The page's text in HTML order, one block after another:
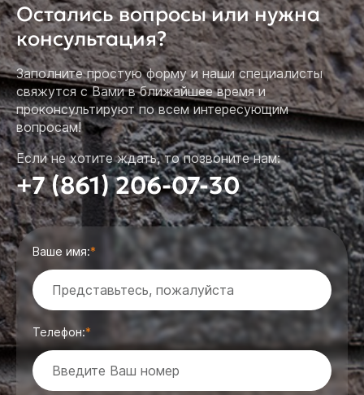
Остались вопросы или нужна
консультация?
Заполните простую форму и наши специалисты
свяжутся с Вами в ближайшее время и
проконсультируют по всем интересующим
вопросам!
Если не хотите ждать, то позвоните нам:
+7 (861) 206-07-30
Ваше имя:
Телефон: